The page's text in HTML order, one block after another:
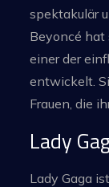
spektakulär
Beyoncé hat
einer der
entwickelt.
Frauen, die
Lady
Lady Gaga